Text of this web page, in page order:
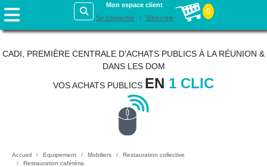
Mon espace client
Se connecter
S'inscrire
0
CADI, PREMIÈRE CENTRALE D'ACHATS PUBLICS À LA RÉUNION &
DANS LES DOM
VOS ACHATS PUBLICS EN 1 CLIC
Accueil Equipement Mobiliers
Restauration collective
Restauration cafétéria